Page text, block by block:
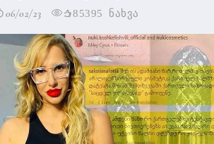
06/02/23 85395 ნახვა